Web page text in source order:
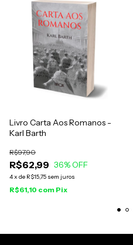
Livro Carta Aos Romanos -
Karl Barth
R$62,99
R$97,90
36% OFF
4x de R$15,75 sem juros
R$61,10 com Pix